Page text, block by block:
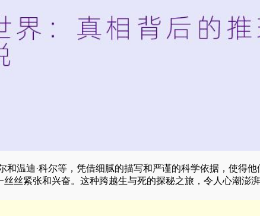
和温迪·科尔等，凭借细腻的描写和严谨的科学依据，使得
丝紧张和兴奋。这种跨越生与死的探秘之旅，令人心潮澎